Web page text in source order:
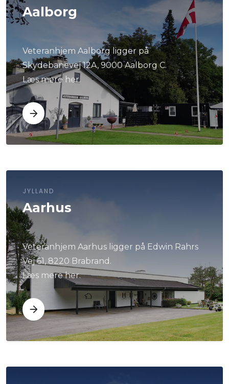
Aalborg
Veteranhjem Aalborg ligger på
Skydebanevej 12A, 9000 Aalborg C.
Læs mere her.
JYLLAND
Aarhus
Veteranhjem Aarhus ligger på Edwin Rahrs
Vej 61, 8220 Brabrand.
Læs mere her.